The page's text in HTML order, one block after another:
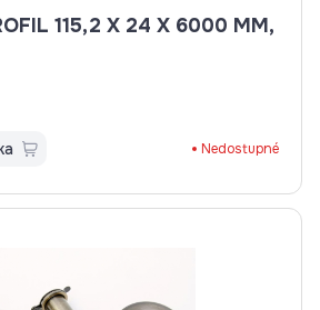
115,2 X 24 X 6000 MM,
Nedostupné